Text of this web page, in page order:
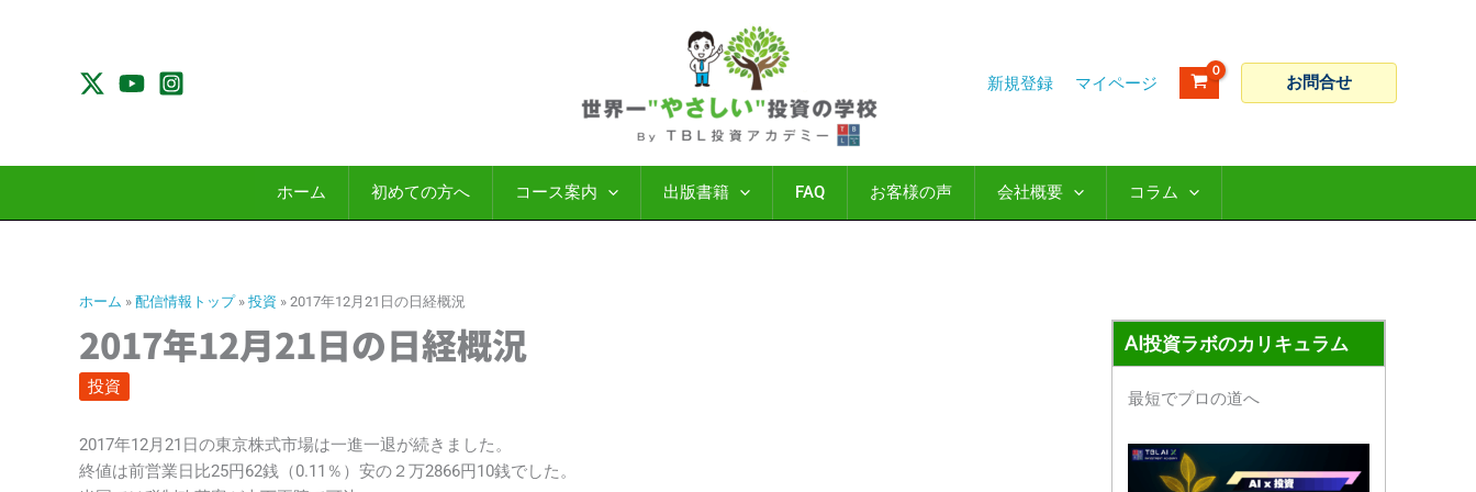
プ
新規登録 お問合せ
ホーム 初めての方へ コース案内 出版書籍 FAQ お客様の声 会社概要 コラム
ホーム » 配信情報トップ» 投資 » 2017年12月21日の日経概況
2017年12月21日の日経概況
投資
2017年12月21日の東京株式市場は一進一退が続きました。
終値は前営業日比25円62銭（0.11％）安の２万2866円10銭でした。
AI投資ラボのカリキュラム
最短でプロの道へ
カゴ